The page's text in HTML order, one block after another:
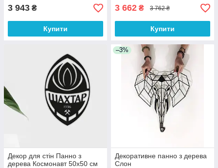
3 943 ₴
Купити
3 662 ₴ 3 762 ₴
Купити
Декор для стін Панно з
дерева Космонавт 50х50 см
–3%
Декоративне панно з дерева
Слон